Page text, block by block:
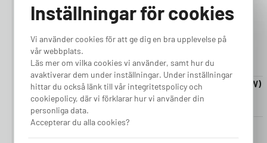
4.76
Laddkabel 5-20m (11kW)
Finns i lager
Pris från
2 380kr
Laddkabel 5-20m (22kW)
Finns i lager
2 980kr
Inställningar för cookies
Vi använder cookies för att ge dig en bra upplevelse på
vår webbplats.
Läs mer om vilka cookies vi använder, samt hur du
avaktiverar dem under inställningar. Under inställningar
hittar du också länk till vår integritetspolicy och
cookiepolicy, där vi förklarar hur vi använder din
personliga data.
Accepterar du alla cookies?